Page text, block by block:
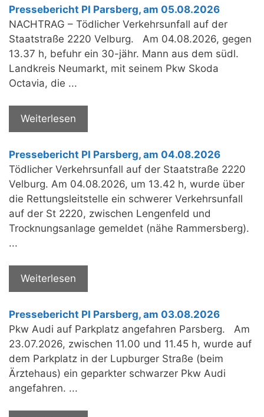
Pressebericht PI Parsberg, am 05.08.2026
NACHTRAG – Tödlicher Verkehrsunfall auf der
Staatstraße 2220 Velburg. Am 04.08.2026, gegen
13.37 h, befuhr ein 30-jähr. Mann aus dem südl.
Landkreis Neumarkt, mit seinem Pkw Skoda
Octavia, die ...
Weiterlesen
Pressebericht PI Parsberg, am 04.08.2026
Tödlicher Verkehrsunfall auf der Staatstraße 2220
Velburg. Am 04.08.2026, um 13.42 h, wurde über
die Rettungsleitstelle ein schwerer Verkehrsunfall
auf der St 2220, zwischen Lengenfeld und
Trocknungsanlage gemeldet (nähe Rammersberg).
...
Weiterlesen
Pressebericht PI Parsberg, am 03.08.2026
Pkw Audi auf Parkplatz angefahren Parsberg. Am
23.07.2026, zwischen 11.00 und 11.45 h, wurde auf
dem Parkplatz in der Lupburger Straße (beim
Ärztehaus) ein geparkter schwarzer Pkw Audi
angefahren. ...